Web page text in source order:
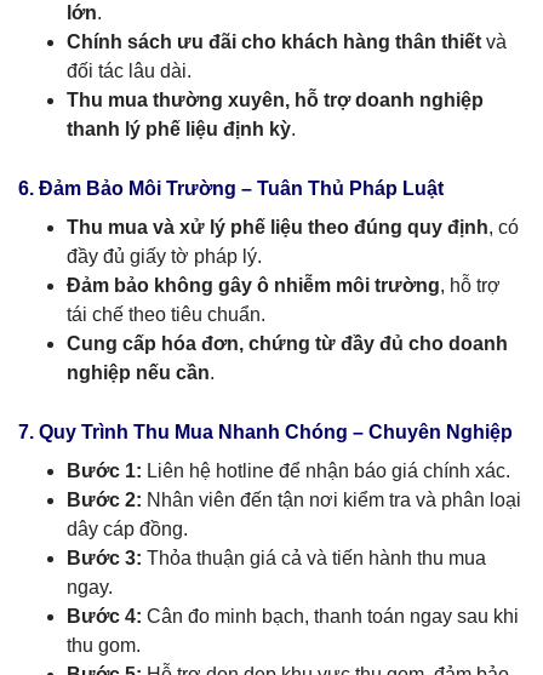
lớn.
Chính sách ưu đãi cho khách hàng thân thiết và
đối tác lâu dài.
Thu mua thường xuyên, hỗ trợ doanh nghiệp
thanh lý phế liệu định kỳ.
6. Đảm Bảo Môi Trường – Tuân Thủ Pháp Luật
Thu mua và xử lý phế liệu theo đúng quy định, có
đầy đủ giấy tờ pháp lý.
Đảm bảo không gây ô nhiễm môi trường, hỗ trợ
tái chế theo tiêu chuẩn.
Cung cấp hóa đơn, chứng từ đầy đủ cho doanh
nghiệp nếu cần.
7. Quy Trình Thu Mua Nhanh Chóng – Chuyên Nghiệp
Bước 1: Liên hệ hotline để nhận báo giá chính xác.
Bước 2: Nhân viên đến tận nơi kiểm tra và phân loại
dây cáp đồng.
Bước 3: Thỏa thuận giá cả và tiến hành thu mua
ngay.
Bước 4: Cân đo minh bạch, thanh toán ngay sau khi
thu gom.